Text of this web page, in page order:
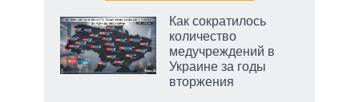
Как сократилось
количество
медучреждений в
Украине за годы
вторжения